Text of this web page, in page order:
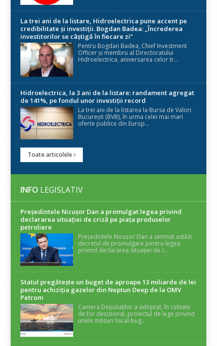
La trei ani de la listare, Hidroelectrica pune accent pe
credibilitate și investiții. Bogdan Badea: „Încrederea
investitorilor se câștigă în fiecare zi”
Pentru Bogdan Badea, Chief Investment
Officer și membru al Directoratului
Hidroelectrica, aniversarea celor tr...
Hidroelectrica, la 3 ani de la listare: randament agregat
de 141%, pe fondul unor investiții record
La trei ani de la listarea la Bursa de Valori
București (BVB), în urma celei mai mari
oferte publice din Europ...
Toate articolele
INFO LEGISLATIV
Președintele Nicuşor Dan a promulgat legea privind
declararea situaţiei de criză pe piaţa produselor
petroliere
Președintele Nicușor Dan a semnat astăzi
decretul de promulgare pentru legea
privind declararea situației de c...
Statul pregătește un buget de aproape 13 miliarde de lei
pentru achiziția gazelor din Neptun Deep de la OMV
Petrom
Camera Deputaților a adoptat, în calitate
de for decizional, proiectul de lege privind
unele măsuri fiscal-bug...